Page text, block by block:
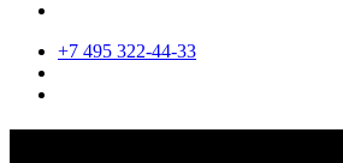
+7 495 322-44-33